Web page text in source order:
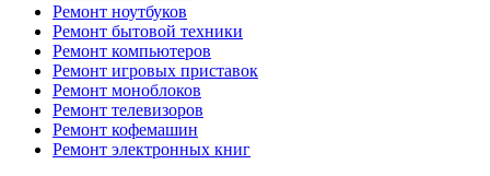
Ремонт ноутбуков
Ремонт бытовой техники
Ремонт компьютеров
Ремонт игровых приставок
Ремонт моноблоков
Ремонт телевизоров
Ремонт кофемашин
Ремонт электронных книг